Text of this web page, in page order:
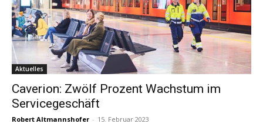
Aktuelles
Caverion: Zwölf Prozent Wachstum im
Servicegeschäft
Robert Altmannshofer - 15. Februar 2023